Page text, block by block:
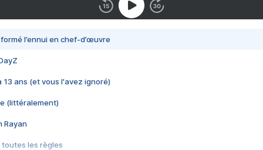
l’ennui en chef-d’œuvre
13 ans (et vous l'avez ignoré)
(littéralement)
Rayan
toutes les règles